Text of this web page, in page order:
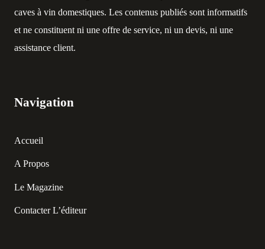
caves à vin domestiques. Les contenus publiés sont informatifs
et ne constituent ni une offre de service, ni un devis, ni une
assistance client.
Navigation
Accueil
A Propos
Le Magazine
Contacter L’éditeur